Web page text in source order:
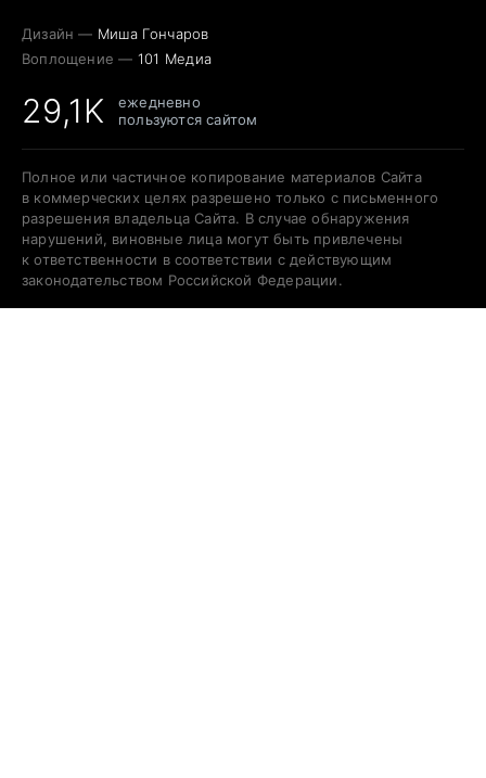
Дизайн — Миша Гончаров
Воплощение — 101 Медиа
29,1K
ежедневно
пользуются сайтом
Полное или частичное копирование материалов Сайта
в коммерческих целях разрешено только с письменного
разрешения владельца Сайта. В случае обнаружения
нарушений, виновные лица могут быть привлечены
к ответственности в соответствии с действующим
законодательством Российской Федерации.